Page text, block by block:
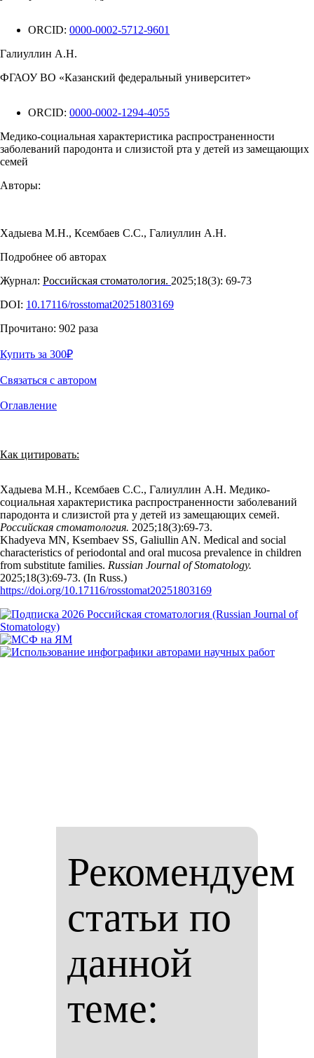
ORCID: 0000-0002-5712-9601
Галиуллин А.Н.
ФГАОУ ВО «Казанский федеральный университет»
ORCID: 0000-0002-1294-4055
Медико-социальная характеристика распространенности
заболеваний пародонта и слизистой рта у детей из замещающих
семей
Авторы:
Хадыева М.Н., Ксембаев С.С., Галиуллин А.Н.
Подробнее об авторах
Журнал: Российская стоматология. 2025;18(3): 69‑73
DOI: 10.17116/rosstomat20251803169
Прочитано: 902 раза
Купить за 300₽
Связаться с автором
Оглавление
Как цитировать:
Хадыева М.Н., Ксембаев С.С., Галиуллин А.Н. Медико-
социальная характеристика распространенности заболеваний
пародонта и слизистой рта у детей из замещающих семей.
Российская стоматология. 2025;18(3):69‑73.
Khadyeva MN, Ksembaev SS, Galiullin AN. Medical and social
characteristics of periodontal and oral mucosa prevalence in children
from substitute families. Russian Journal of Stomatology.
2025;18(3):69‑73. (In Russ.)
https://doi.org/10.17116/rosstomat20251803169
Рекомендуем
статьи по
данной
теме: